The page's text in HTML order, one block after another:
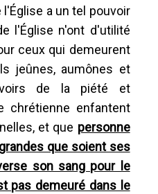
a un tel pouvoir
l'Église n'ont d'utilité
ceux qui demeurent
jeûnes, aumônes et
de la piété et
chrétienne enfantent
et que personne
que soient ses
son sang pour le
pas demeuré dans le